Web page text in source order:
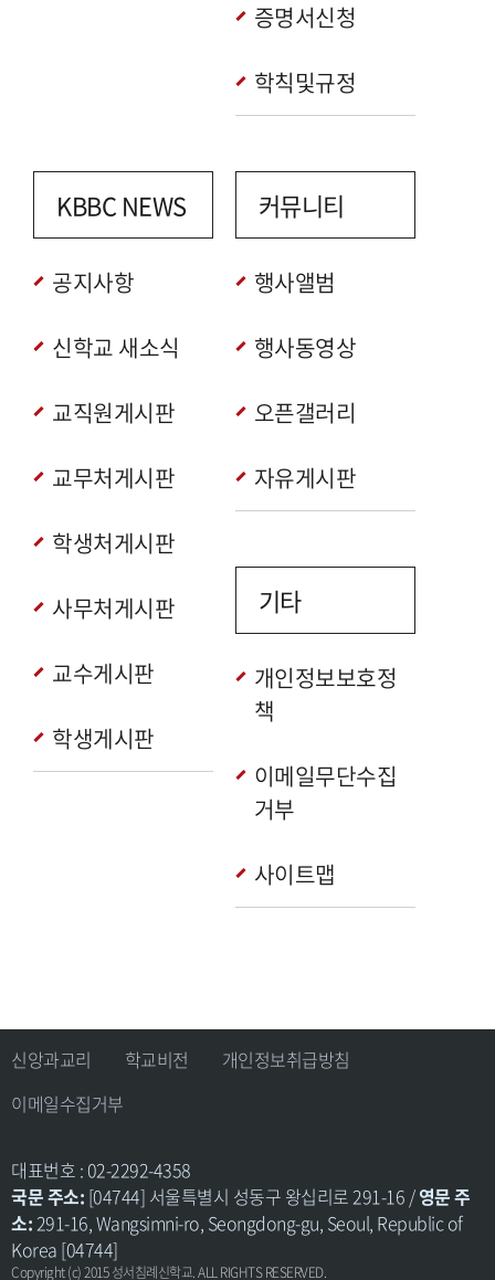
증명서신청
학칙및규정
KBBC NEWS
공지사항
신학교 새소식
교직원게시판
교무처게시판
학생처게시판
사무처게시판
교수게시판
학생게시판
커뮤니티
행사앨범
행사동영상
오픈갤러리
자유게시판
기타
개인정보보호정
책
이메일무단수집
거부
사이트맵
신앙과교리 학교비전
개인정보취급방침
이메일수집거부
대표번호 : 02-2292-4358
국문 주소: [04744] 서울특별시 성동구 왕십리로 291-16 /영문 주
소: 291-16, Wangsimni-ro, Seongdong-gu, Seoul, Republic of
Korea [04744]
Copyright (c) 2015 성서침례신학교. ALL RIGHTS RESERVED.